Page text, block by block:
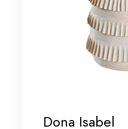
Dona Isabel